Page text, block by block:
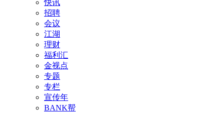
快讯
招聘
会议
江湖
理财
福利汇
金视点
专题
专栏
宣传年
BANK帮